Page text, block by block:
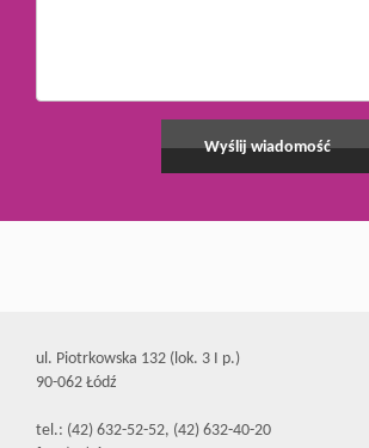
ul. Piotrkowska 132 (lok. 3 I p.)
90-062 Łódź
tel.: (42) 632-52-52, (42) 632-40-20